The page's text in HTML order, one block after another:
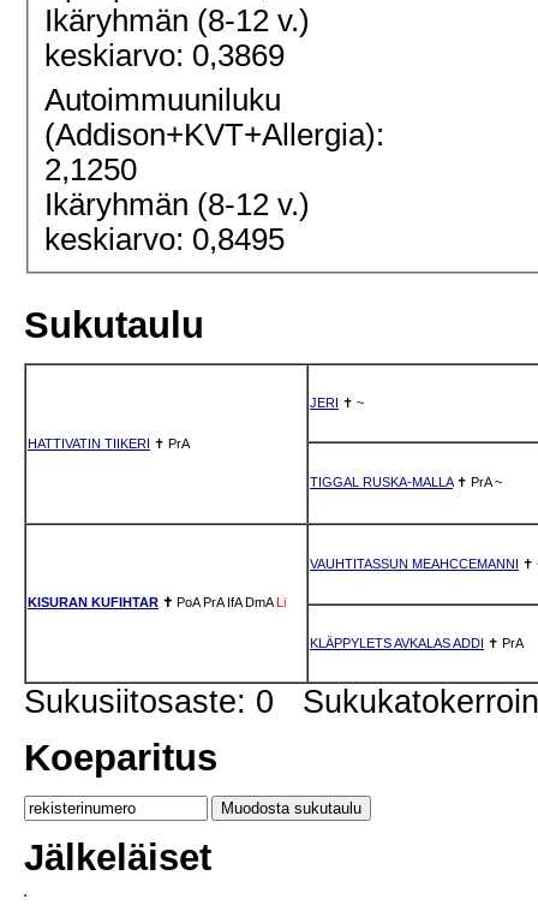
Ikäryhmän (8-12 v.)
keskiarvo: 0,3869
Autoimmuuniluku
(Addison+KVT+Allergia):
2,1250
Ikäryhmän (8-12 v.)
keskiarvo: 0,8495
Sukutaulu
HATTIVATIN TIIKERI ✝ PrA
JERI ✝ ~
TIGGAL RUSKA-MALLA✝ PrA ~
KISURAN KUFIHTAR ✝ PoA PrA IfA DmA Li
VAUHTITASSUN MEAHCCEMANNI ✝
KLÄPPYLETS AVKALAS ADDI ✝ PrA
Sukusiitosaste: 0
Koeparitus
Jälkeläiset